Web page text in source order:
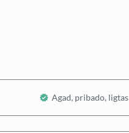
Agad, pribado, ligtas